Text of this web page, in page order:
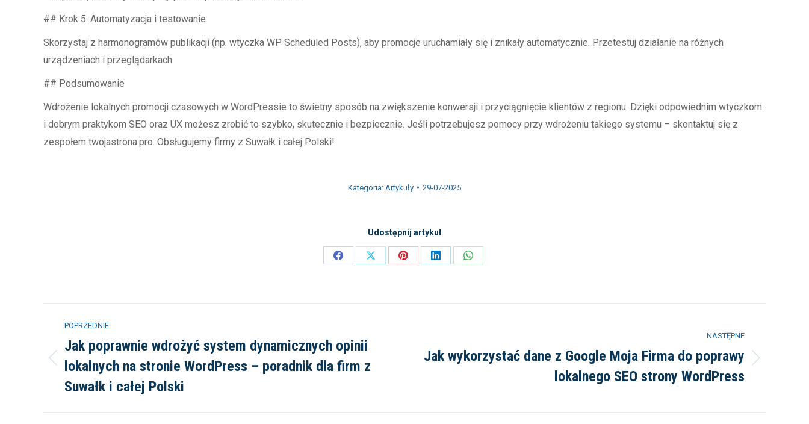
## Krok 5: Automatyzacja i testowanie
Skorzystaj z harmonogramów publikacji (np. wtyczka WP Scheduled Posts), aby promocje uruchamiały się i znikały automatycznie. Przetestuj działanie na różnych
urządzeniach i przeglądarkach.
## Podsumowanie
Wdrożenie lokalnych promocji czasowych w WordPressie to świetny sposób na zwiększenie konwersji i przyciągnięcie klientów z regionu. Dzięki odpowiednim wtyczkom
i dobrym praktykom SEO oraz UX możesz zrobić to szybko, skutecznie i bezpiecznie. Jeśli potrzebujesz pomocy przy wdrożeniu takiego systemu – skontaktuj się z
zespołem twojastrona.pro. Obsługujemy firmy z Suwałk i całej Polski!
Kategoria: Artykuły 29-07-2025
Udostępnij artykuł
Share
Share
Share
Share
Share
Nawigacja
wpisów
POPRZEDNIE
Poprzedni
wpis:
Jak poprawnie wdrożyć system dynamicznych opinii
lokalnych na stronie WordPress – poradnik dla firm z
Suwałk i całej Polski
NASTĘPNE
Następny
Jak wykorzystać dane z Google Moja Firma do poprawy
lokalnego SEO strony WordPress